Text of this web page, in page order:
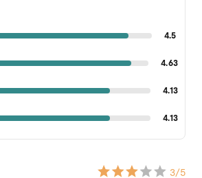
4.5
4.63
4.13
4.13
3/5